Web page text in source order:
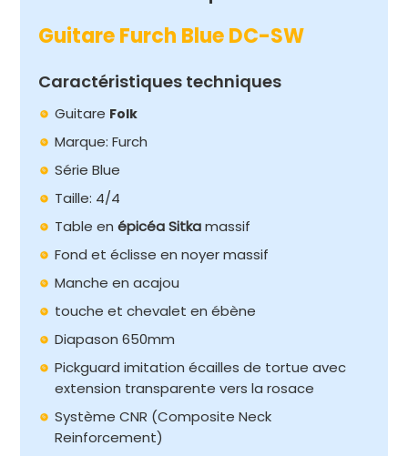
Guitare Furch Blue DC-SW
Caractéristiques techniques
Guitare Folk
Marque: Furch
Série Blue
Taille: 4/4
Table enépicéa Sitkamassif
Fond et éclisse en noyer massif
Manche en acajou
touche et chevalet en ébène
Diapason 650mm
Pickguard imitation écailles de tortue avec
extension transparente vers la rosace
Système CNR (Composite Neck
Reinforcement)